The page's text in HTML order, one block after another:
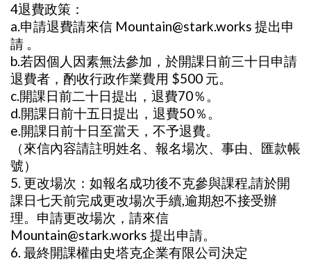
4退費政策：
a.申請退費請來信 Mountain@stark.works 提出申
請 。
b.若因個人因素無法參加，於開課日前三十日申請
退費者，酌收行政作業費用 $500 元。
c.開課日前二十日提出，退費70％。
d.開課日前十五日提出，退費50％。
e.開課日前十日至當天，不予退費。
（來信內容請註明姓名、報名場次、事由、匯款帳
號）
5. 更改場次：如報名成功後不克參與課程,請於開
課日七天前完成更改場次手續,逾期恕不接受辦
理。申請更改場次，請來信
Mountain@stark.works 提出申請。
6. 最終開課權由史塔克企業有限公司決定